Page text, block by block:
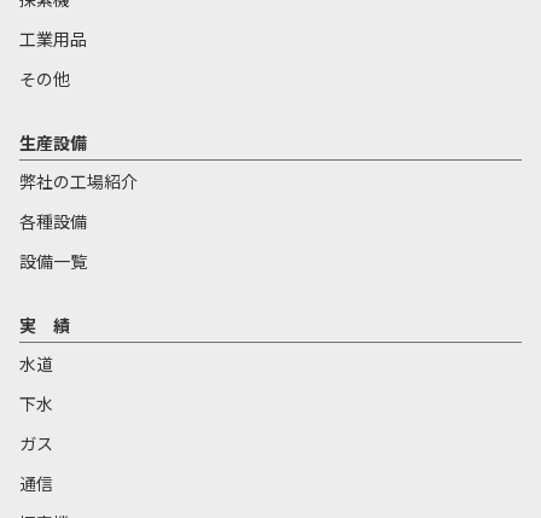
工業用品
その他
生産設備
弊社の工場紹介
各種設備
設備一覧
実 績
水道
下水
ガス
通信